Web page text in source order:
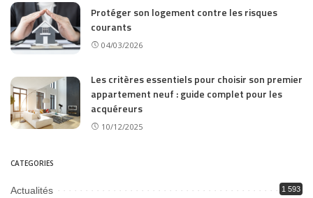
Protéger son logement contre les risques
courants
04/03/2026
Les critères essentiels pour choisir son premier
appartement neuf : guide complet pour les
acquéreurs
10/12/2025
CATEGORIES
Actualités 1 593